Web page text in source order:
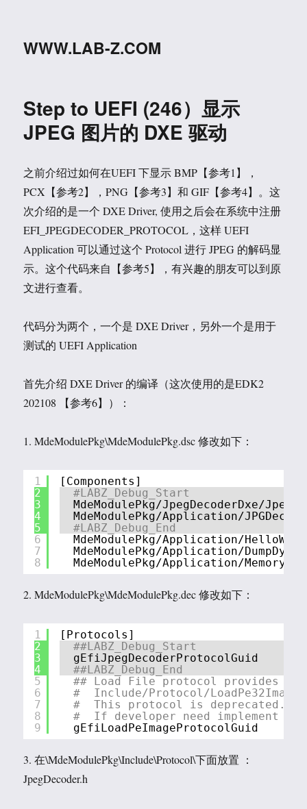
WWW.LAB-Z.COM
Step to UEFI (246）显示
JPEG 图片的 DXE 驱动
之前介绍过如何在UEFI 下显示 BMP【参考1】，
PCX【参考2】，PNG【参考3】和 GIF【参考4】。这
次介绍的是一个 DXE Driver, 使用之后会在系统中注册
EFI_JPEGDECODER_PROTOCOL，这样 UEFI
Application 可以通过这个 Protocol 进行 JPEG 的解码显
示。这个代码来自【参考5】，有兴趣的朋友可以到原
文进行查看。
代码分为两个，一个是 DXE Driver，另外一个是用于
测试的 UEFI Application
首先介绍 DXE Driver 的编译（这次使用的是EDK2
202108 【参考6】）：
1. MdeModulePkg\MdeModulePkg.dsc 修改如下：
1
2
3
4
5
6
7
8
[Components]
#LABZ_Debug_Start
MdeModulePkg/JpegDecoderDxe/
MdeModulePkg/Application/
#LABZ_Debug_End
MdeModulePkg/Application/
MdeModulePkg/Application/
MdeModulePkg/Application/
2. MdeModulePkg\MdeModulePkg.dec 修改如下：
1
2
3
4
5
6
7
8
9
[Protocols]
##LABZ_Debug_Start
gEfiJpegDecoderProtocolGuid
##LABZ_Debug_End
## Load File protocol provides
#  Include/Protocol/
#  This protocol is deprecated.
#  If developer need implement
gEfiLoadPeImageProtocolGuid
3. 在\MdeModulePkg\Include\Protocol\下面放置 ：
JpegDecoder.h